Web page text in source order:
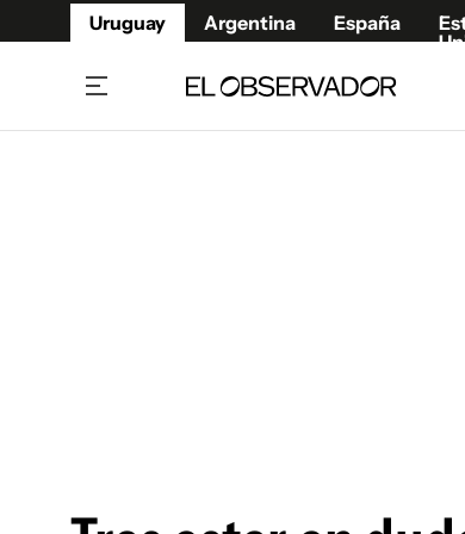
Uruguay Argentina España